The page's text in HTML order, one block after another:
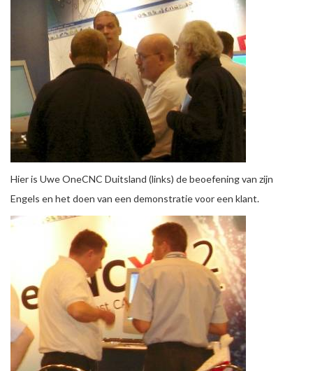
Hier is Uwe OneCNC Duitsland (links) de beoefening van zijn
Engels en het doen van een demonstratie voor een klant.